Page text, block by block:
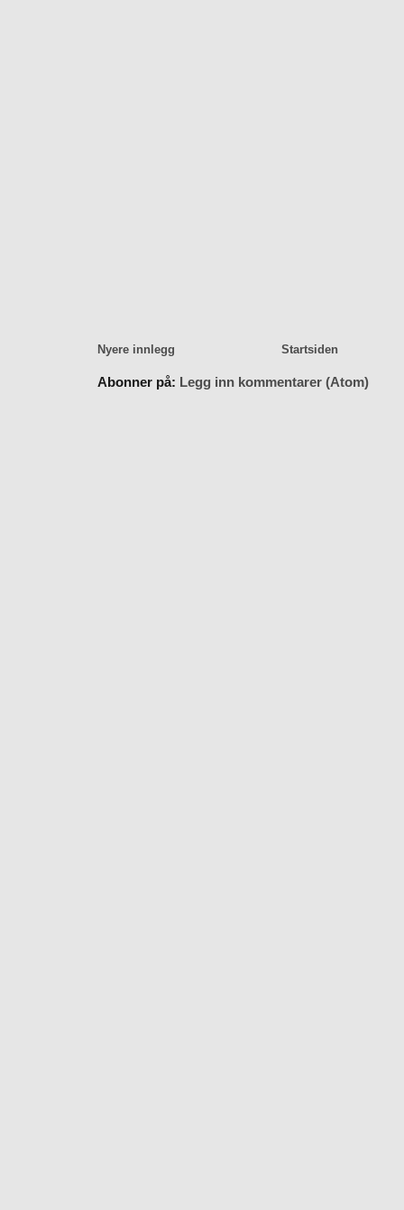
Nyere innlegg Startsiden
Abonner på: Legg inn kommentarer (Atom)